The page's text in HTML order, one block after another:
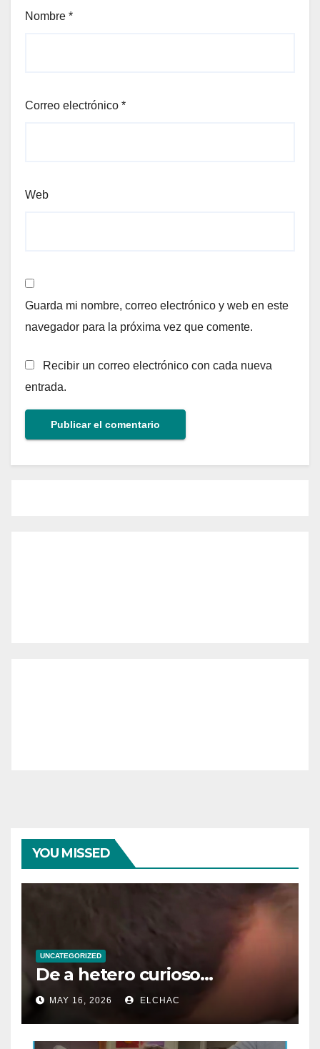
Nombre *
Correo electrónico *
Web
Guarda mi nombre, correo electrónico y web en este
navegador para la próxima vez que comente.
Recibir un correo electrónico con cada nueva
entrada.
YOU MISSED
UNCATEGORIZED
De a hetero curioso…
MAY 16, 2026 ELCHAC